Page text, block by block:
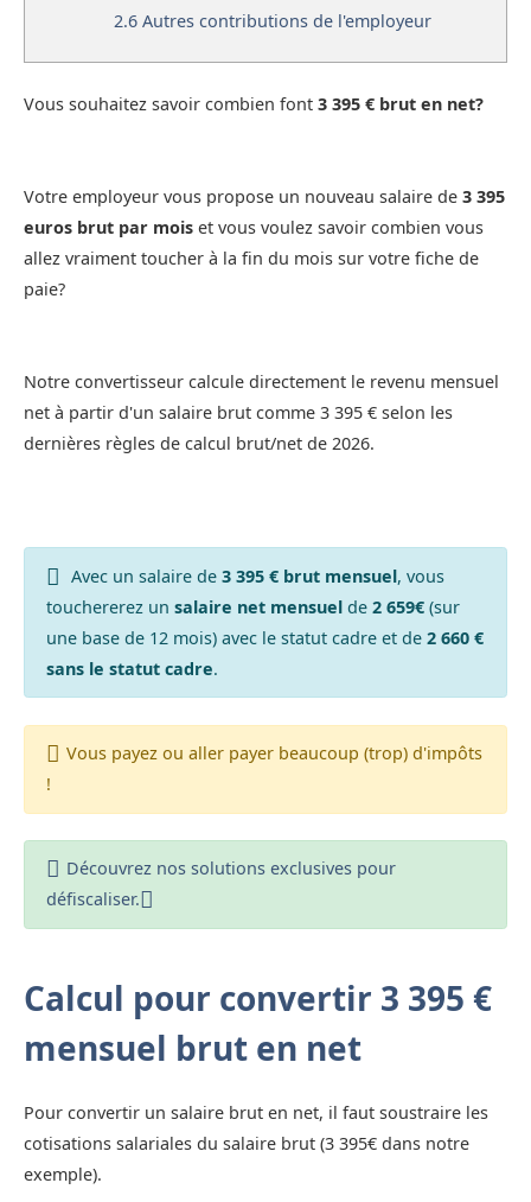
2.6 Autres contributions de l'employeur
Vous souhaitez savoir combien font 3 395 € brut en net?
Votre employeur vous propose un nouveau salaire de 3 395
euros brut par mois et vous voulez savoir combien vous
allez vraiment toucher à la fin du mois sur votre fiche de
paie?
Notre convertisseur calcule directement le revenu mensuel
net à partir d'un salaire brut comme 3 395 € selon les
dernières règles de calcul brut/net de 2026.
Avec un salaire de 3 395 € brut mensuel, vous
touchererez un salaire net mensuelde 2 659€(sur
une base de 12 mois) avec le statut cadre et de 2 660 €
sans le statut cadre.
Vous payez ou aller payer beaucoup (trop) d'impôts
!
Découvrez nos solutions exclusives pour
défiscaliser.
Calcul pour convertir 3 395 €
mensuel brut en net
Pour convertir un salaire brut en net, il faut soustraire les
cotisations salariales du salaire brut (3 395€ dans notre
exemple).